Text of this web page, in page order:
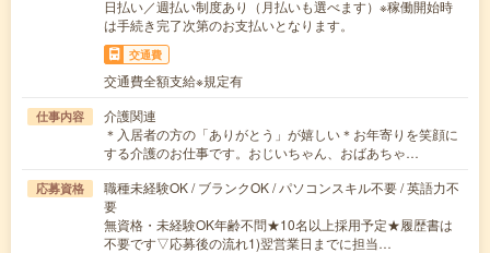
日払い／週払い制度あり（月払いも選べます）※稼働開始時
は手続き完了次第のお支払いとなります。
交通費
交通費全額支給※規定有
仕事内容
介護関連
＊入居者の方の「ありがとう」が嬉しい＊お年寄りを笑顔に
する介護のお仕事です。おじいちゃん、おばあちゃ…
応募資格
職種未経験OK / ブランクOK / パソコンスキル不要 / 英語力不
要
無資格・未経験OK年齢不問★10名以上採用予定★履歴書は
不要です▽応募後の流れ1)翌営業日までに担当…